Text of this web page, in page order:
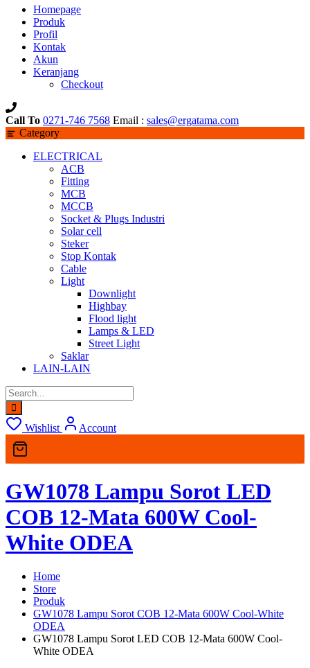
Homepage
Produk
Profil
Kontak
Akun
Keranjang
Checkout
Call To 0271-746 7568 Email : sales@ergatama.com
Category
ELECTRICAL
ACB
Fitting
MCB
MCCB
Socket & Plugs Industri
Solar cell
Steker
Stop Kontak
Cable
Light
Downlight
Highbay
Flood light
Lamps & LED
Street Light
Saklar
LAIN-LAIN
Wishlist Account
GW1078 Lampu Sorot LED
COB 12-Mata 600W Cool-
White ODEA
Home
Store
Produk
GW1078 Lampu Sorot COB 12-Mata 600W Cool-White
ODEA
GW1078 Lampu Sorot LED COB 12-Mata 600W Cool-
White ODEA